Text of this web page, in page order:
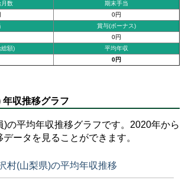
月数
期末手当
0円
賞与(ボーナス)
0円
総額)
平均年収
0円
収推移グラフ
)の平均年収推移グラフです。2020年から
ータを見ることができます。
村(山梨県)の平均年収推移